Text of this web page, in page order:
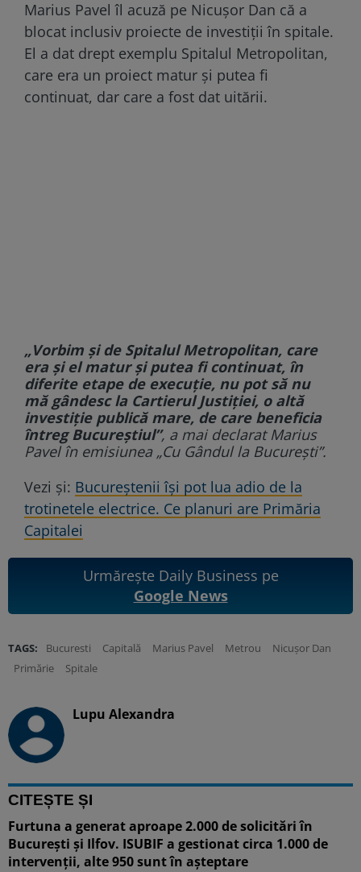
Marius Pavel îl acuză pe Nicușor Dan că a
blocat inclusiv proiecte de investiții în spitale.
El a dat drept exemplu Spitalul Metropolitan,
care era un proiect matur și putea fi
continuat, dar care a fost dat uitării.
„Vorbim și de Spitalul Metropolitan, care
era și el matur și putea fi continuat, în
diferite etape de execuție, nu pot să nu
mă gândesc la Cartierul Justiției, o altă
investiție publică mare, de care beneficia
întreg Bucureștiul”, a mai declarat Marius
Pavel în emisiunea „Cu Gândul la București”.
Vezi și: Bucureștenii își pot lua adio de la
trotinetele electrice. Ce planuri are Primăria
Capitalei
Urmărește Daily Business pe
Google News
TAGS: Bucuresti Capitală Marius Pavel Metrou
Nicușor Dan
Primărie
Spitale
Lupu Alexandra
CITEȘTE ȘI
Furtuna a generat aproape 2.000 de solicitări în
București și Ilfov. ISUBIF a gestionat circa 1.000 de
intervenții, alte 950 sunt în așteptare